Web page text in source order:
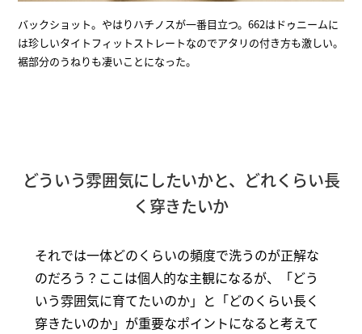
バックショット。やはりハチノスが一番目立つ。662はドゥニームに
は珍しいタイトフィットストレートなのでアタリの付き方も激しい。
裾部分のうねりも凄いことになった。
どういう雰囲気にしたいかと、どれくらい長
く穿きたいか
それでは一体どのくらいの頻度で洗うのが正解な
のだろう？ここは個人的な主観になるが、「どう
いう雰囲気に育てたいのか」と「どのくらい長く
穿きたいのか」が重要なポイントになると考えて